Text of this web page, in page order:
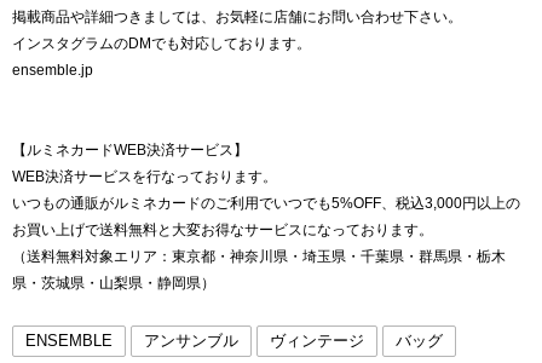
掲載商品や詳細つきましては、お気軽に店舗にお問い合わせ下さい。
インスタグラムのDMでも対応しております。
ensemble.jp
【ルミネカードWEB決済サービス】
WEB決済サービスを行なっております。
いつもの通販がルミネカードのご利用でいつでも5%OFF、税込3,000円以上の
お買い上げで送料無料と大変お得なサービスになっております。
（送料無料対象エリア：東京都・神奈川県・埼玉県・千葉県・群馬県・栃木
県・茨城県・山梨県・静岡県）
ENSEMBLE アンサンブル ヴィンテージ バッグ